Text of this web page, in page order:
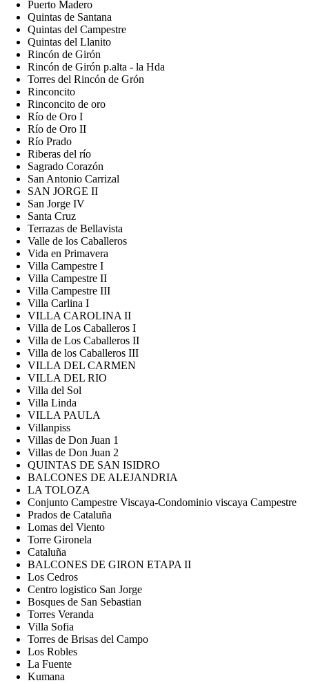
Puerto Madero
Quintas de Santana
Quintas del Campestre
Quintas del Llanito
Rincón de Girón
Rincón de Girón p.alta - la Hda
Torres del Rincón de Grón
Rinconcito
Rinconcito de oro
Río de Oro I
Río de Oro II
Río Prado
Riberas del río
Sagrado Corazón
San Antonio Carrizal
SAN JORGE II
San Jorge IV
Santa Cruz
Terrazas de Bellavista
Valle de los Caballeros
Vida en Primavera
Villa Campestre I
Villa Campestre II
Villa Campestre III
Villa Carlina I
VILLA CAROLINA II
Villa de Los Caballeros I
Villa de Los Caballeros II
Villa de los Caballeros III
VILLA DEL CARMEN
VILLA DEL RIO
Villa del Sol
Villa Linda
VILLA PAULA
Villanpiss
Villas de Don Juan 1
Villas de Don Juan 2
QUINTAS DE SAN ISIDRO
BALCONES DE ALEJANDRIA
LA TOLOZA
Conjunto Campestre Viscaya-Condominio viscaya Campestre
Prados de Cataluña
Lomas del Viento
Torre Gironela
Cataluña
BALCONES DE GIRON ETAPA II
Los Cedros
Centro logistico San Jorge
Bosques de San Sebastian
Torres Veranda
Villa Sofia
Torres de Brisas del Campo
Los Robles
La Fuente
Kumana